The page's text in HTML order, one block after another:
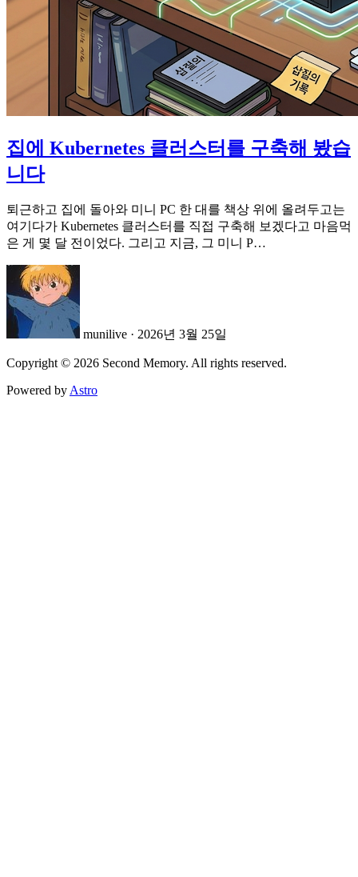
집에 Kubernetes 클러스터를 구축해 봤습
니다
퇴근하고 집에 돌아와 미니 PC 한 대를 책상 위에 올려두고는
여기다가 Kubernetes 클러스터를 직접 구축해 보겠다고 마음먹
은 게 몇 달 전이었다. 그리고 지금, 그 미니 P…
munilive · 2026년 3월 25일
Copyright © 2026 Second Memory. All rights reserved.
Powered byAstro